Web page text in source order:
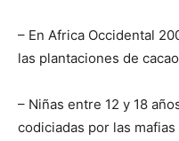
– En Africa Occidental
las plantaciones de
– Niñas entre 12 y 18
codiciadas por las